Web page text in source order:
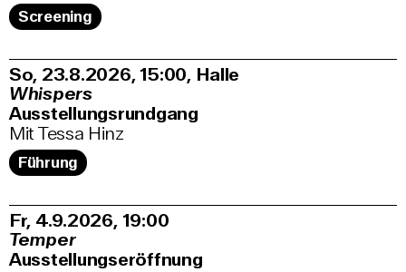
Screening
So, 23.8.2026 15:00, Halle
Whispers
Ausstellungsrundgang
Mit Tessa Hinz
Führung
Fr, 4.9.2026 19:00
Temper
Ausstellungseröffnung